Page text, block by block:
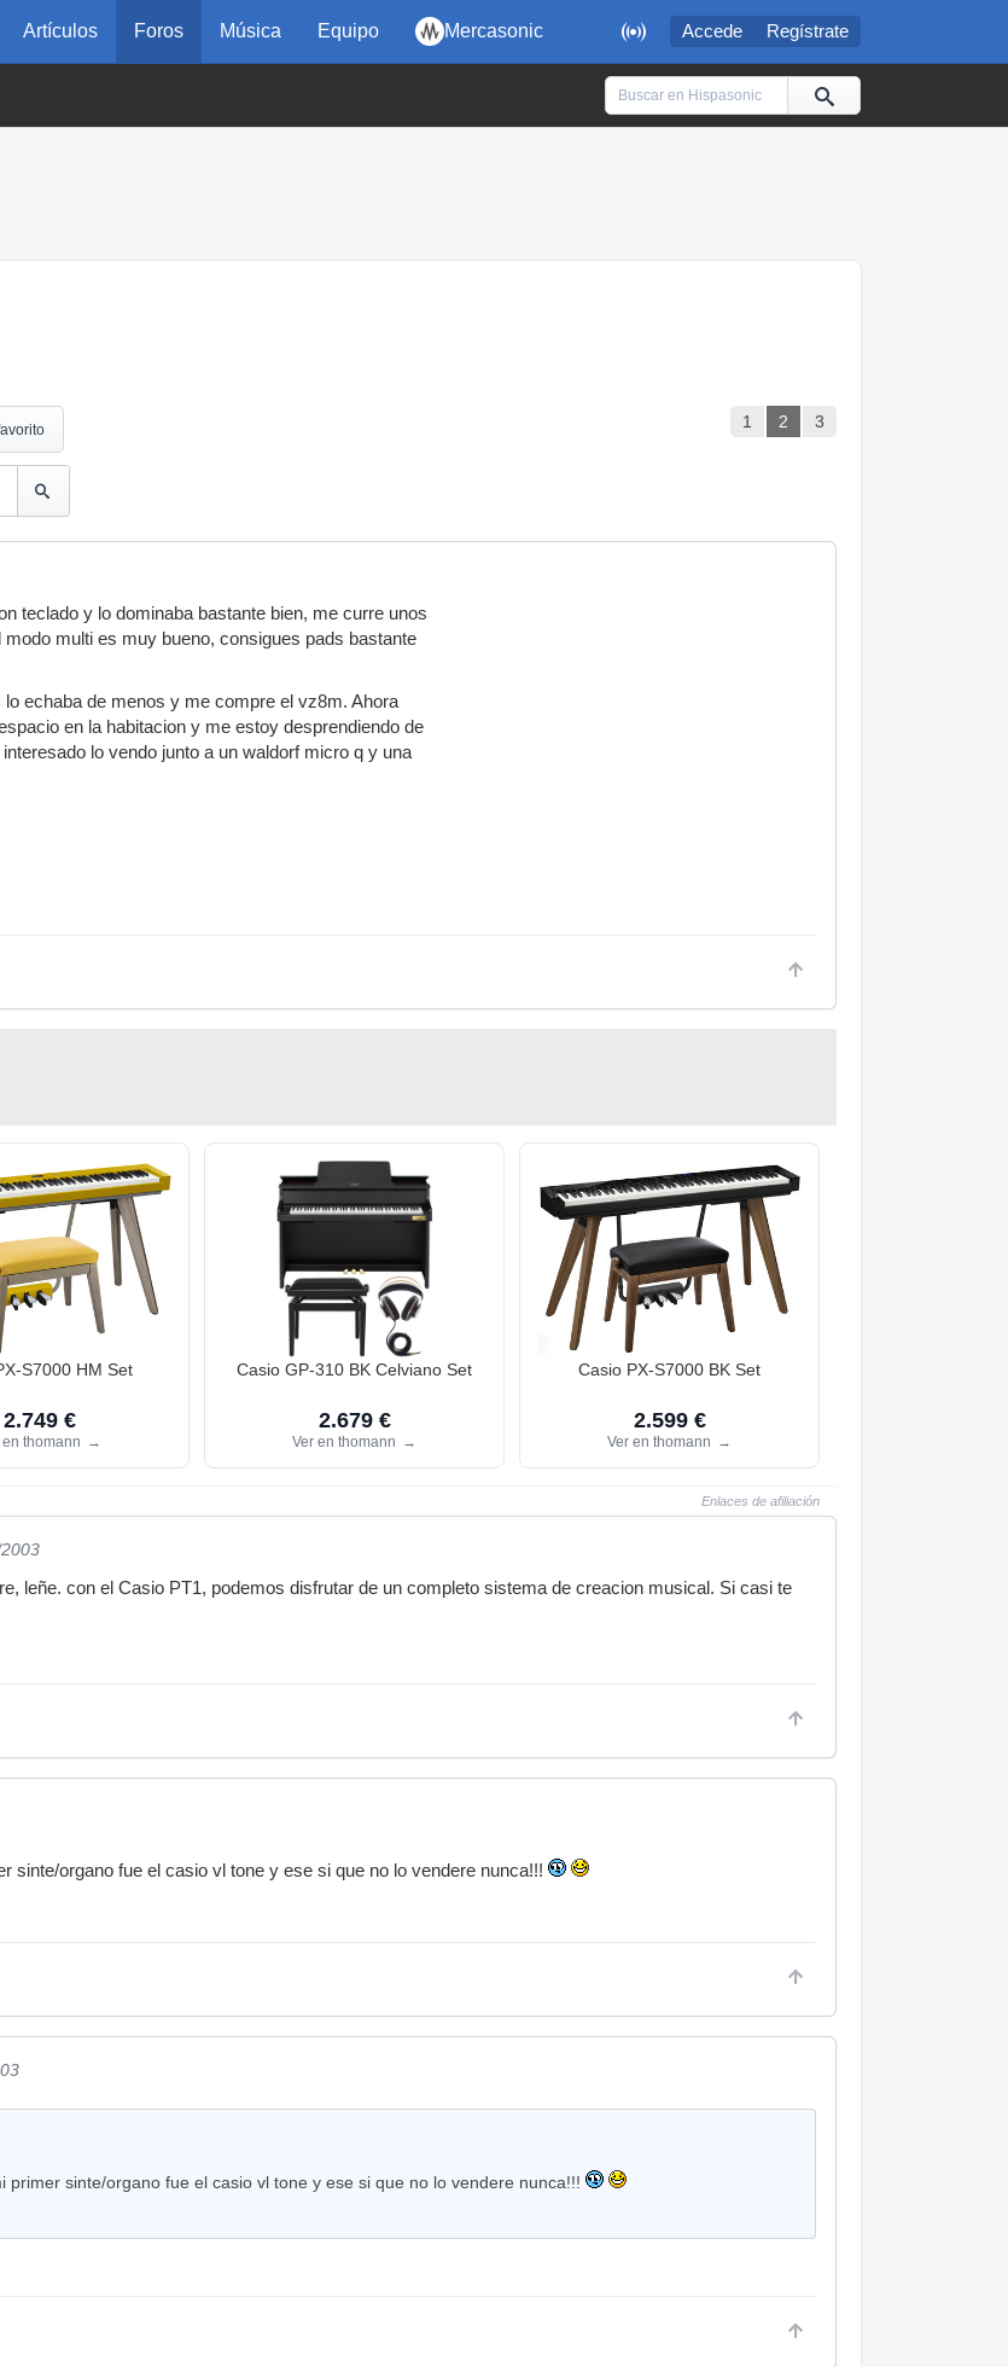
 Accede Regístrate
Artículos Foros Música Equipo Mercasonic
1 2 3
teclado y lo dominaba bastante bien, me curre unos
multi es muy bueno, consigues pads bastante
echaba de menos y me compre el vz8m. Ahora
en la habitacion y me estoy desprendiendo de
lo vendo junto a un waldorf micro q y una
S7000 HM Set
2.749 €
en thomann →
Casio GP-310 BK Celviano Set
2.679 €
Ver en thomann →
Casio PX-S7000 BK Set
2.599 €
Ver en thomann →
Enlaces de afiliación
leñe. con el Casio PT1, podemos disfrutar de un completo sistema de creacion musical. Si casi te
sinte/organo fue el casio vl tone y ese si que no lo vendere nunca!!!
primer sinte/organo fue el casio vl tone y ese si que no lo vendere nunca!!!